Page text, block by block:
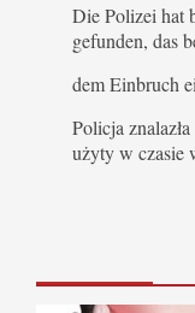
Die Polizei hat
gefunden, das
dem Einbruch
Policja
użyty w czasie